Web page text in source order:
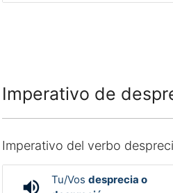
Imperativo de
Imperativo del verbo
volume_up Tu/Vos desprecia o